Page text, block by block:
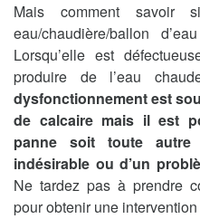
Mais comment savoir
eau/chaudière/ballon
Lorsqu’elle est
produire de l’eau
dysfonctionnement est
de calcaire mais il est
panne soit toute autre
indésirable ou d’un
Ne tardez pas à prendre
pour obtenir une